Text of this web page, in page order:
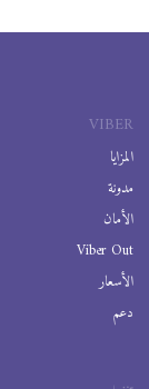
VIBER
المزايا
مدونة
الأمان
Viber Out
الأسعار
دعم